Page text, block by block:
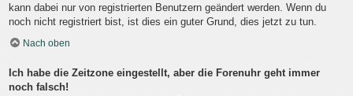
kann dabei nur von registrierten Benutzern geändert werden. Wenn du
noch nicht registriert bist, ist dies ein guter Grund, dies jetzt zu tun.
Nach oben
Ich habe die Zeitzone eingestellt, aber die Forenuhr geht immer
noch falsch!